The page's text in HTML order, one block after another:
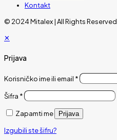
Kontakt
© 2024 Mitalex | All Rights Reserved
✕
Prijava
Korisničko ime ili email *
Šifra *
Zapamti me Prijava
Izgubili ste šifru?